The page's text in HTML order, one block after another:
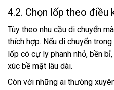
4.2. Chọn lốp theo điều
Tùy theo nhu cầu di chuyển
thích hợp. Nếu di chuyển
lốp có cự ly phanh nhỏ, bền
xúc bề mặt lâu dài.
Còn với những ai thường